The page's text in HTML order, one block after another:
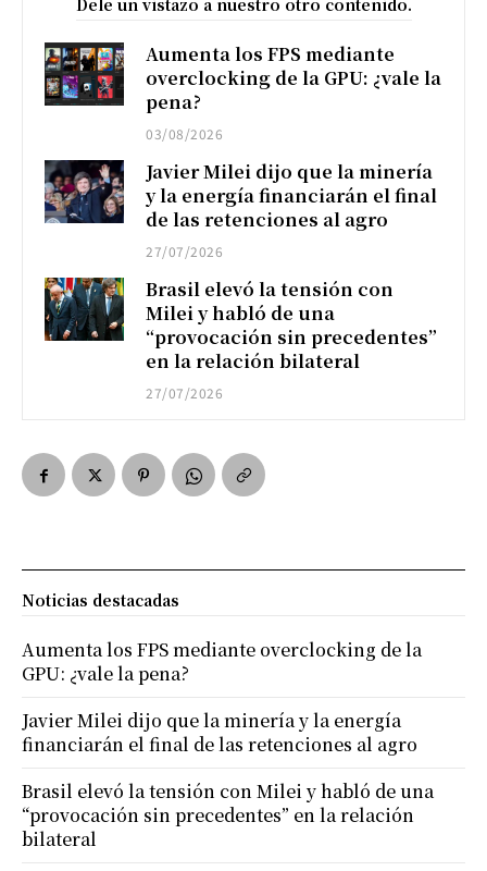
Aumenta los FPS mediante
overclocking de la GPU: ¿vale la
pena?
03/08/2026
Javier Milei dijo que la minería
y la energía financiarán el final
de las retenciones al agro
27/07/2026
Brasil elevó la tensión con
Milei y habló de una
“provocación sin precedentes”
en la relación bilateral
27/07/2026
Noticias destacadas
Aumenta los FPS mediante overclocking de la
GPU: ¿vale la pena?
Javier Milei dijo que la minería y la energía
financiarán el final de las retenciones al agro
Brasil elevó la tensión con Milei y habló de una
“provocación sin precedentes” en la relación
bilateral